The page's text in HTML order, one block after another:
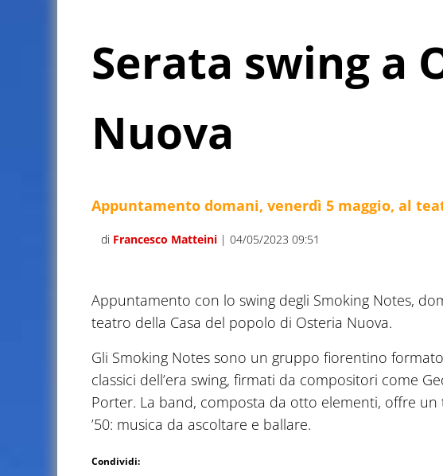
Serata swing a
Nuova
Appuntamento domani, venerdì 5 maggio, al
di Francesco Matteini | 04/05/2023 09:51
Appuntamento con lo swing degli Smoking Notes,
teatro della Casa del popolo di Osteria Nuova.
Gli Smoking Notes sono un gruppo fiorentino
classici dell’era swing, firmati da compositori come
Porter. La band, composta da otto elementi, offre un
’50: musica da ascoltare e ballare.
Condividi: